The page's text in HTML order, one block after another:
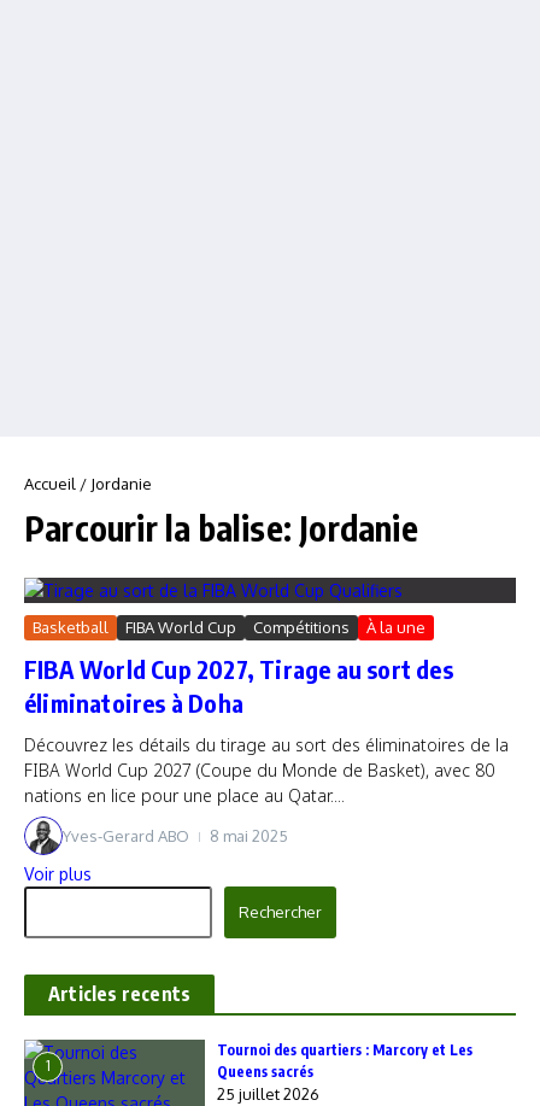
Accueil / Jordanie
Parcourir la balise: Jordanie
Basketball FIBA World Cup Compétitions À la une
FIBA World Cup 2027, Tirage au sort des
éliminatoires à Doha
Découvrez les détails du tirage au sort des éliminatoires de la
FIBA World Cup 2027 (Coupe du Monde de Basket), avec 80
nations en lice pour une place au Qatar....
Yves-Gerard ABO 8 mai 2025
Voir plus
Rechercher
Articles recents
1
‎Tournoi des quartiers : Marcory et Les
Queens sacrés
25 juillet 2026